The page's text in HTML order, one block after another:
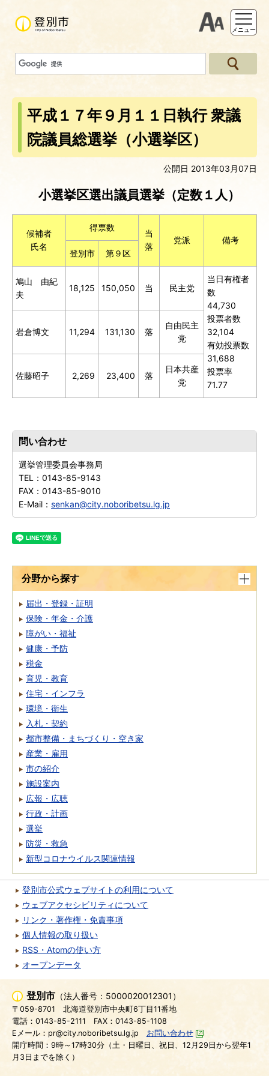
支援ツー
メニュー
平成１７年９月１１日執行 衆議
院議員総選挙（小選挙区）
公開日 2013年03月07日
小選挙区選出議員選挙（定数１人）
候補者
氏名
得票数
当
落
党派
備考
登別市
第９区
鳩山 由紀
夫
18,125 150,050 当 民主党
当日有権者
数
44,730
投票者数
32,104
有効投票数
31,688
投票率
71.77
岩倉博文 11,294 131,130 落
自由民主
党
佐藤昭子 2,269 23,400 落
日本共産
党
問い合わせ
選挙管理委員会事務局
TEL： 0143-85-9143
FAX： 0143-85-9010
E-Mail： senkan@city.noboribetsu.lg.jp
分野から探す
届出・登録・証明
保険・年金・介護
障がい・福祉
健康・予防
税金
育児・教育
住宅・インフラ
環境・衛生
入札・契約
都市整備・まちづくり・空き家
産業・雇用
市の紹介
施設案内
広報・広聴
行政・計画
選挙
防災・救急
新型コロナウイルス関連情報
登別市公式ウェブサイトの利用について
ウェブアクセシビリティについて
リンク・著作権・免責事項
個人情報の取り扱い
RSS・Atomの使い方
オープンデータ
登別市 （法人番号：5000020012301）
〒059-8701
北海道登別市中央町6丁目11番地
電話：0143-85-2111
FAX：0143-85-1108
Eメール：pr@city.noboribetsu.lg.jp
お問い合わせ
開庁時間：9時～17時30分（土・日曜日、祝日、12月29日から翌年1
月3日までを除く）